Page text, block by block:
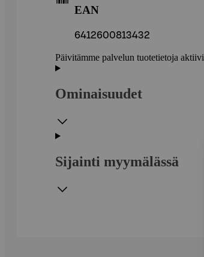
EAN
6412600813432
Päivitämme palvelun tuotetietoja
Ominaisuudet
Sijainti myymälässä